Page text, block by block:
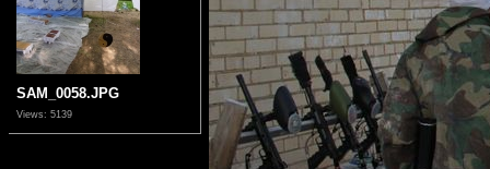
SAM_0058.JPG
Views: 5139